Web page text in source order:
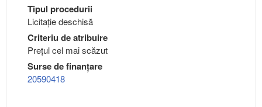
Tipul procedurii
Licitație deschisă
Criteriu de atribuire
Preţul cel mai scăzut
Surse de finanțare
20590418